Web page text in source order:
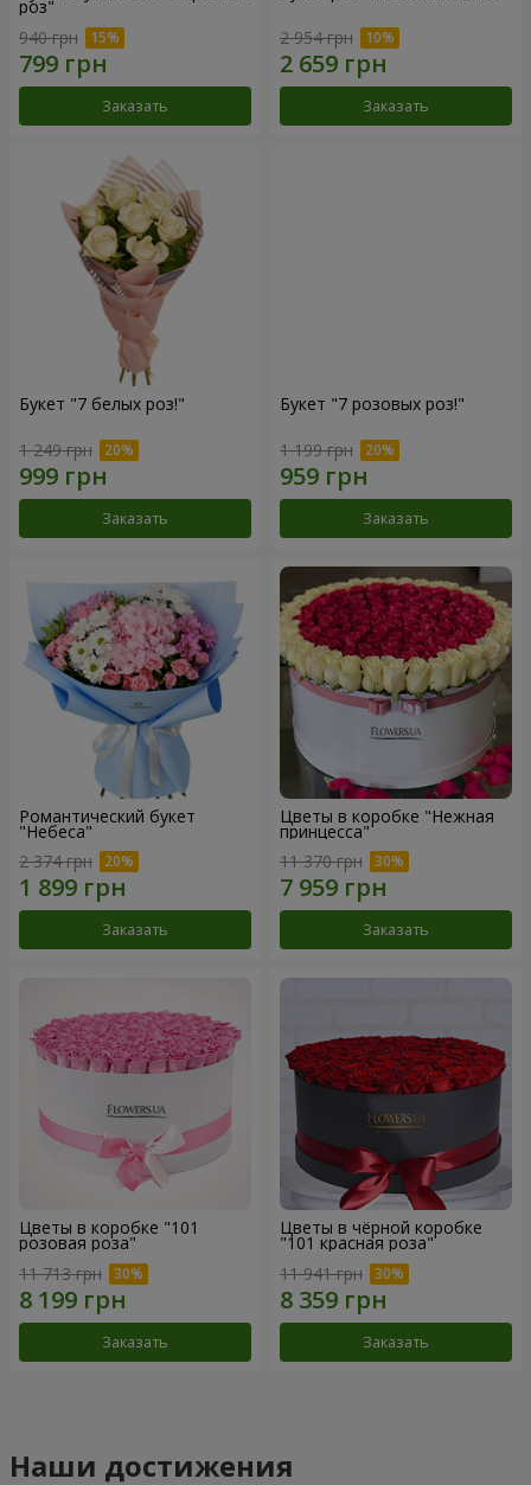
роз"
940 грн
Заказать
2 954 грн
Заказать
Букет "7 белых роз!"
1 249 грн
Заказать
Букет "7 розовых роз!"
1 199 грн
Заказать
Романтический букет
"Небеса"
2 374 грн
Заказать
Цветы в коробке "Нежная
принцесса"
11 370 грн
Заказать
Цветы в коробке "101
розовая роза"
11 713 грн
Заказать
Цветы в чёрной коробке
"101 красная роза"
11 941 грн
Заказать
Наши достижения